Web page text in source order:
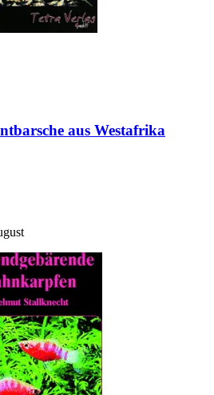
aus Westafrika